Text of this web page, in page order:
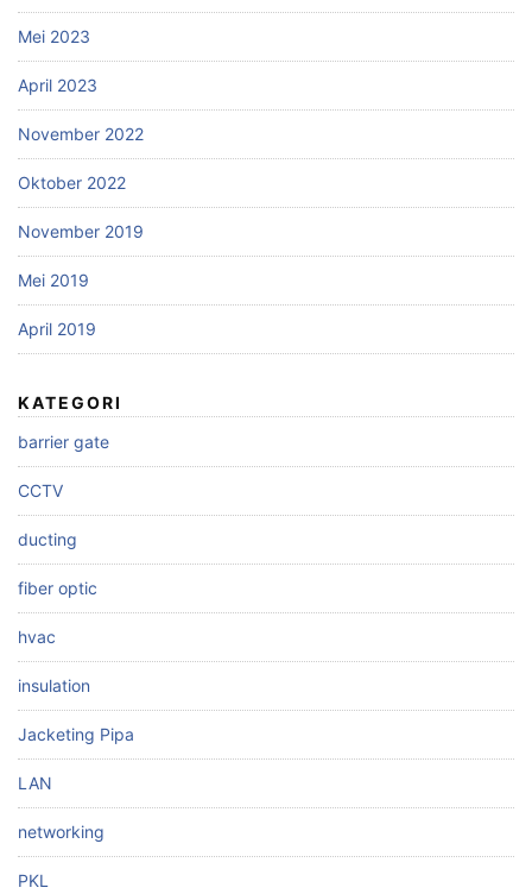
Mei 2023
April 2023
November 2022
Oktober 2022
November 2019
Mei 2019
April 2019
KATEGORI
barrier gate
CCTV
ducting
fiber optic
hvac
insulation
Jacketing Pipa
LAN
networking
PKL